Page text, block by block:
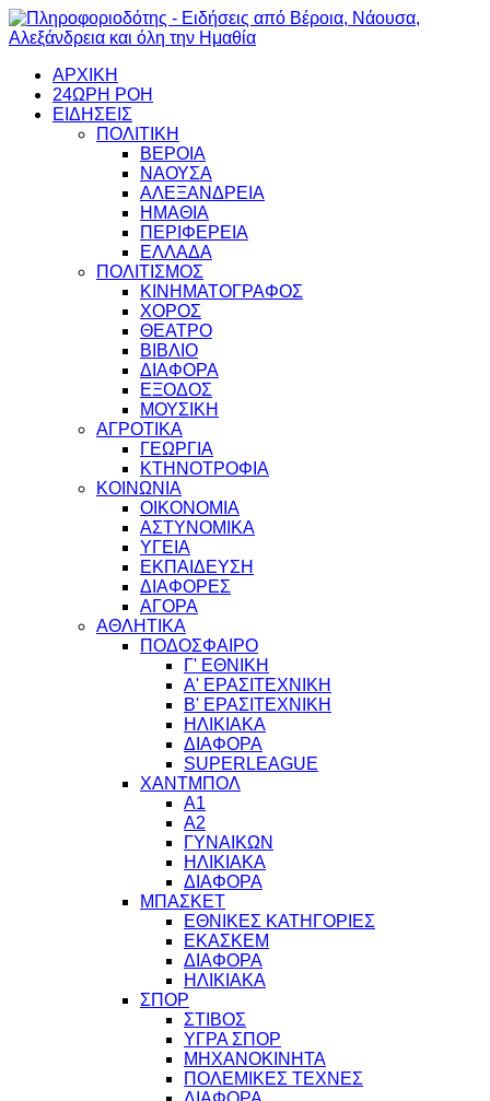
ΑΡΧΙΚΗ
24ΩΡΗ ΡΟΗ
ΕΙΔΗΣΕΙΣ
ΠΟΛΙΤΙΚΗ
ΒΕΡΟΙΑ
ΝΑΟΥΣΑ
ΑΛΕΞΑΝΔΡΕΙΑ
ΗΜΑΘΙΑ
ΠΕΡΙΦΕΡΕΙΑ
ΕΛΛΑΔΑ
ΠΟΛΙΤΙΣΜΟΣ
ΚΙΝΗΜΑΤΟΓΡΑΦΟΣ
ΧΟΡΟΣ
ΘΕΑΤΡΟ
ΒΙΒΛΙΟ
ΔΙΑΦΟΡΑ
ΕΞΟΔΟΣ
ΜΟΥΣΙΚΗ
ΑΓΡΟΤΙΚΑ
ΓΕΩΡΓΙΑ
ΚΤΗΝΟΤΡΟΦΙΑ
ΚΟΙΝΩΝΙΑ
ΟΙΚΟΝΟΜΙΑ
ΑΣΤΥΝΟΜΙΚΑ
ΥΓΕΙΑ
ΕΚΠΑΙΔΕΥΣΗ
ΔΙΑΦΟΡΕΣ
ΑΓΟΡΑ
ΑΘΛΗΤΙΚΑ
ΠΟΔΟΣΦΑΙΡΟ
Γ' ΕΘΝΙΚΗ
Α' ΕΡΑΣΙΤΕΧΝΙΚΗ
Β' ΕΡΑΣΙΤΕΧΝΙΚΗ
ΗΛΙΚΙΑΚΑ
ΔΙΑΦΟΡΑ
SUPERLEAGUE
ΧΑΝΤΜΠΟΛ
Α1
Α2
ΓΥΝΑΙΚΩΝ
ΗΛΙΚΙΑΚΑ
ΔΙΑΦΟΡΑ
ΜΠΑΣΚΕΤ
ΕΘΝΙΚΕΣ ΚΑΤΗΓΟΡΙΕΣ
ΕΚΑΣΚΕΜ
ΔΙΑΦΟΡΑ
ΗΛΙΚΙΑΚΑ
ΣΠΟΡ
ΣΤΙΒΟΣ
ΥΓΡΑ ΣΠΟΡ
ΜΗΧΑΝΟΚΙΝΗΤΑ
ΠΟΛΕΜΙΚΕΣ ΤΕΧΝΕΣ